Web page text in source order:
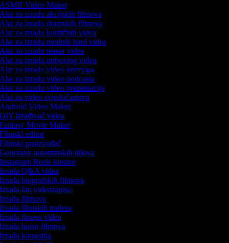
Video Maker
za izradu akcijskih filmova
za izradu dramskih filmova
za izradu komičnih videa
za izradu modnih haul videa
za izradu teaser videa
za izradu unboxing videa
za izradu video intervjua
za izradu video podcasta
za izradu video prezentacija
za video svjedočanstva
Video Maker
izrađivač videa
Movie Maker
editor
proizvođač
automatskih titlova
Reels kreator
Q&A videa
biografskih filmova
fan videozapisa
filmova
filmskih trailera
fitness videa
horor filmova
komedija